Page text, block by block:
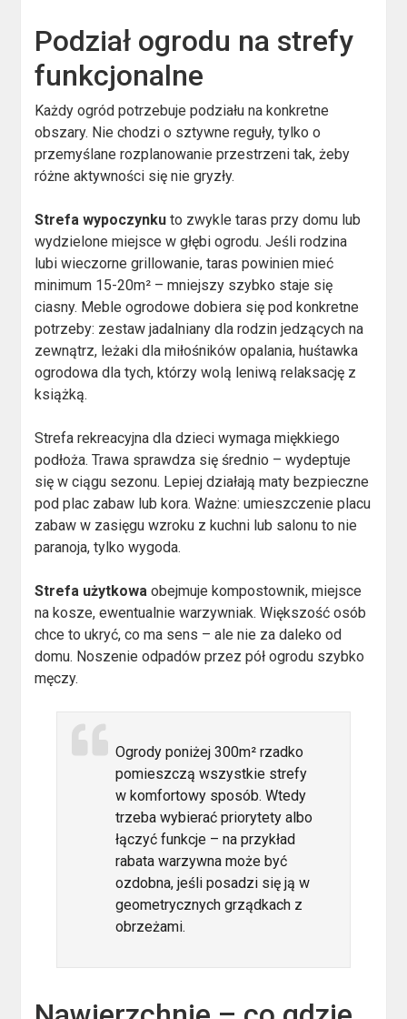
Podział ogrodu na strefy
funkcjonalne
Każdy ogród potrzebuje podziału na konkretne
obszary. Nie chodzi o sztywne reguły, tylko o
przemyślane rozplanowanie przestrzeni tak, żeby
różne aktywności się nie gryzły.
Strefa wypoczynku to zwykle taras przy domu lub
wydzielone miejsce w głębi ogrodu. Jeśli rodzina
lubi wieczorne grillowanie, taras powinien mieć
minimum 15-20m² – mniejszy szybko staje się
ciasny. Meble ogrodowe dobiera się pod konkretne
potrzeby: zestaw jadalniany dla rodzin jedzących na
zewnątrz, leżaki dla miłośników opalania, huśtawka
ogrodowa dla tych, którzy wolą leniwą relaksację z
książką.
Strefa rekreacyjna dla dzieci wymaga miękkiego
podłoża. Trawa sprawdza się średnio – wydeptuje
się w ciągu sezonu. Lepiej działają maty bezpieczne
pod plac zabaw lub kora. Ważne: umieszczenie placu
zabaw w zasięgu wzroku z kuchni lub salonu to nie
paranoja, tylko wygoda.
Strefa użytkowa obejmuje kompostownik, miejsce
na kosze, ewentualnie warzywniak. Większość osób
chce to ukryć, co ma sens – ale nie za daleko od
domu. Noszenie odpadów przez pół ogrodu szybko
męczy.
Ogrody poniżej 300m² rzadko
pomieszczą wszystkie strefy
w komfortowy sposób. Wtedy
trzeba wybierać priorytety albo
łączyć funkcje – na przykład
rabata warzywna może być
ozdobna, jeśli posadzi się ją w
geometrycznych grządkach z
obrzeżami.